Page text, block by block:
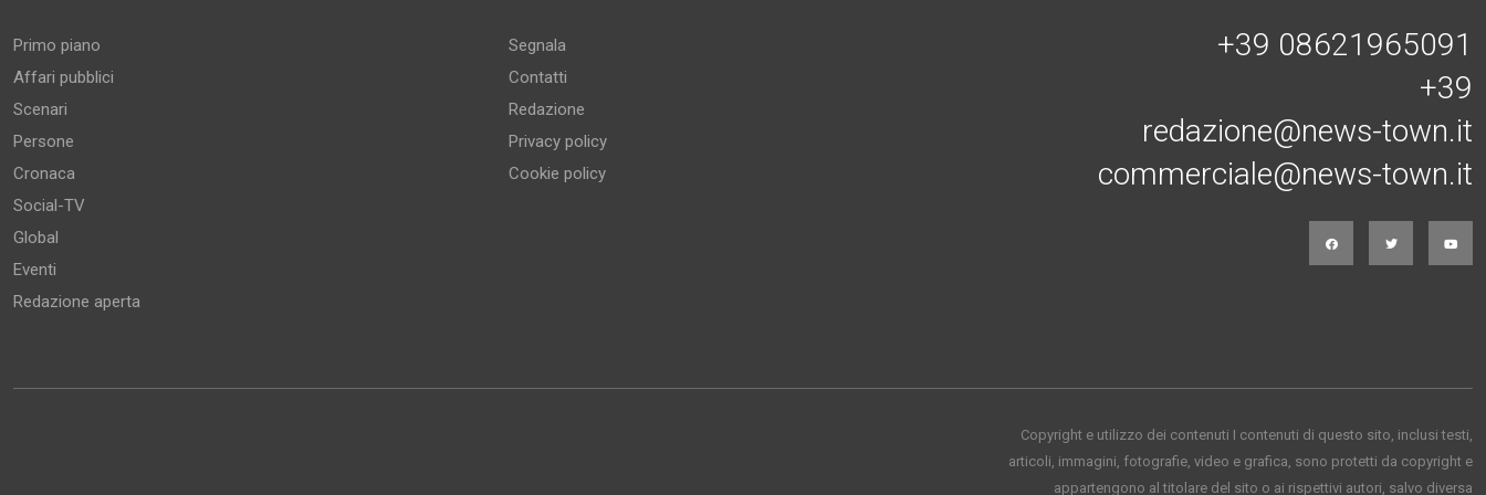
Primo piano
Affari pubblici
Scenari
Persone
Cronaca
Social-TV
Global
Eventi
Redazione aperta
Segnala
Contatti
Redazione
Privacy policy
Cookie policy
+39 08621965091
+39
redazione@news-town.it
commerciale@news-town.it
Copyright e utilizzo dei contenuti I contenuti di questo sito, inclusi testi,
articoli, immagini, fotografie, video e grafica, sono protetti da copyright e
appartengono al titolare del sito o ai rispettivi autori, salvo diversa